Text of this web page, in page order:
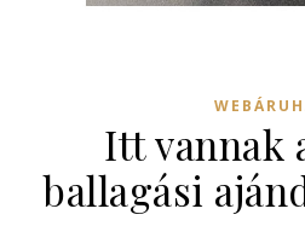
Itt vannak
ballagási